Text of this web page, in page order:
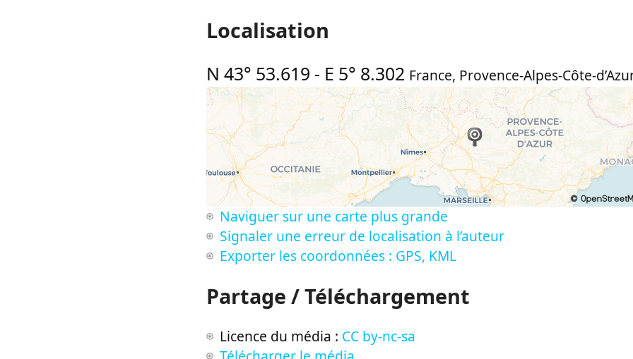
Localisation
N 43° 53.619 - E 5° 8.302 France, Provence-Alpes-Côte-d’Azur
Naviguer sur une carte plus grande
Signaler une erreur de localisation à l’auteur
Exporter les coordonnées : GPS, KML
Partage / Téléchargement
Licence du média : CC by-nc-sa